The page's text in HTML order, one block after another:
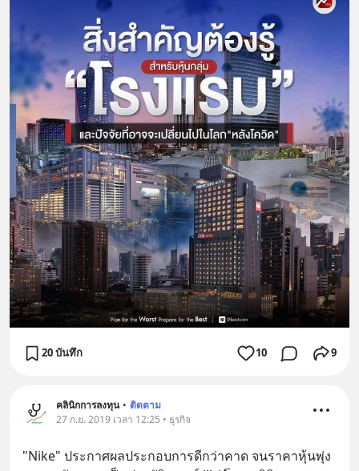
20 บันทึก 10 9
คลินิกการลงทุน • ติดตาม
27 ก.ย. 2019 เวลา 12:25 • ธุรกิจ
"Nike" ประกาศผลประกอบการดีกว่าคาด จนราคาหุ้นพุ่ง